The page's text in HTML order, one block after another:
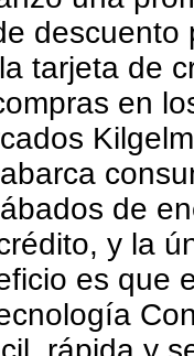
descuento
tarjeta de
en
de
y la
es que